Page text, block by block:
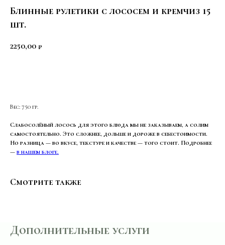
Блинные рулетики с лососем и кремчиз 15
шт.
2250,00 ₽
Вес: 750 гр.
Слабосолёный лосось для этого блюда мы не заказываем, а солим
самостоятельно. Это сложнее, дольше и дороже в себестоимости.
Но разница — во вкусе, текстуре и качестве — того стоит. Подробнее
— в нашем блоге.
Смотрите также
Дополнительные услуги